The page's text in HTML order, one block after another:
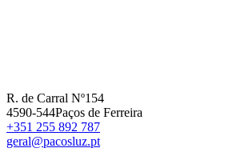
R. de Carral Nº154
4590-544Paços de Ferreira
+351 255 892 787
geral@pacosluz.pt